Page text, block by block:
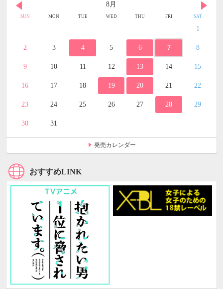
8月
SUN MON TUE WED THU FRI SAT
1
2 3 4 5 6 7 8
9 10 11 12 13 14 15
16 17 18 19 20 21 22
23 24 25 26 27 28 29
30 31
発売カレンダー
おすすめLINK